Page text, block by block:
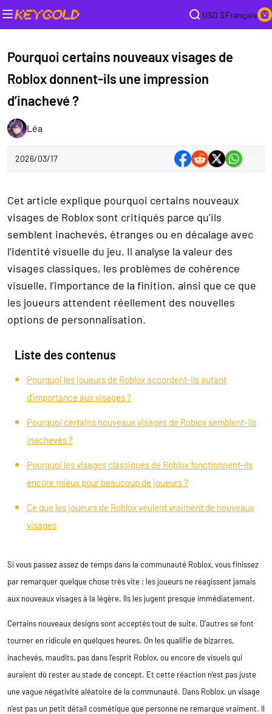
USD $Français
Pourquoi certains nouveaux visages de
Roblox donnent-ils une impression
d’inachevé ?
Léa
2026/03/17
Cet article explique pourquoi certains nouveaux
visages de Roblox sont critiqués parce qu’ils
semblent inachevés, étranges ou en décalage avec
l’identité visuelle du jeu. Il analyse la valeur des
visages classiques, les problèmes de cohérence
visuelle, l’importance de la finition, ainsi que ce que
les joueurs attendent réellement des nouvelles
options de personnalisation.
Liste des contenus
Pourquoi les joueurs de Roblox accordent-ils autant
d’importance aux visages ?
Pourquoi certains nouveaux visages de Roblox semblent-ils
inachevés ?
Pourquoi les visages classiques de Roblox fonctionnent-ils
encore mieux pour beaucoup de joueurs ?
Ce que les joueurs de Roblox veulent vraiment de nouveaux
visages
Si vous passez assez de temps dans la communauté Roblox, vous finissez
par remarquer quelque chose très vite : les joueurs ne réagissent jamais
aux nouveaux visages à la légère. Ils les jugent presque immédiatement.
Certains nouveaux designs sont acceptés tout de suite. D’autres se font
tourner en ridicule en quelques heures. On les qualifie de bizarres,
inachevés, maudits, pas dans l’esprit Roblox, ou encore de visuels qui
auraient dû rester au stade de concept. Et cette réaction n’est pas juste
une vague négativité aléatoire de la communauté. Dans Roblox, un visage
n’est pas un petit détail cosmétique que personne ne remarque vraiment. Il